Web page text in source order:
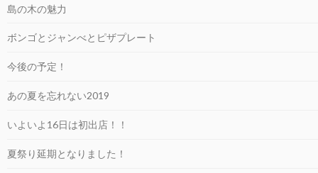
島の木の魅力
ボンゴとジャンべとピザプレート
今後の予定！
あの夏を忘れない2019
いよいよ16日は初出店！！
夏祭り延期となりました！